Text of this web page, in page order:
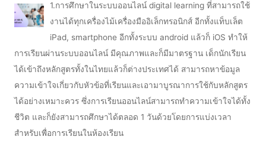
1.การศึกษาในระบบออนไลน์ digital learning ที่สามารถใช้
งานได้ทุกเครื่องไม้เครื่องมืออิเล็กทรอนิกส์ อีกทั้งแท็บเล็ต
iPad, smartphone อีกทั้งระบบ android แล้วก็ iOS ทำให้
การเรียนผ่านระบบออนไลน์ มีคุณภาพและก็มีมาตรฐาน เด็กนักเรียน
ได้เข้าถึงหลักสูตรทั้งในไทยแล้วก็ต่างประเทศได้ สามารถหาข้อมูล
ความเข้าใจเกี่ยวกับหัวข้อที่เรียนและเอามาบูรณาการใช้กับหลักสูตร
ได้อย่างเหมาะควร ซึ่งการเรียนออนไลน์สามารถทำความเข้าใจได้ทั้ง
ชีวิต และก็ยังสามารถศึกษาได้ตลอด 1 วันด้วยโดยการแบ่งเวลา
สำหรับเพื่อการเรียนในห้องเรียน